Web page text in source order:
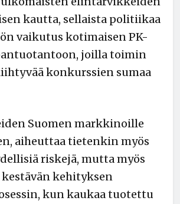
kautta, sellaista politiikaa
vaikutus kotimaisen PK-
joilla toimin
konkurssien sumaa
Suomen markkinoille
aiheuttaa tietenkin myös
riskejä, mutta myös
kehityksen
kun kaukaa tuotettu